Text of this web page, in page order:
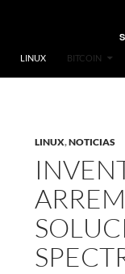
LINUX BITCOIN
LINUX,NOTICIAS